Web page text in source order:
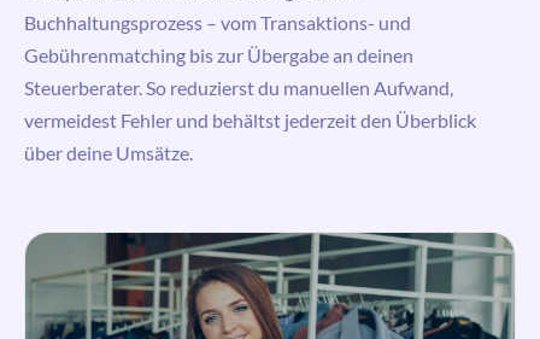
Buchhaltungsprozess – vom Transaktions- und
Gebührenmatching bis zur Übergabe an deinen
Steuerberater. So reduzierst du manuellen Aufwand,
vermeidest Fehler und behältst jederzeit den Überblick
über deine Umsätze.